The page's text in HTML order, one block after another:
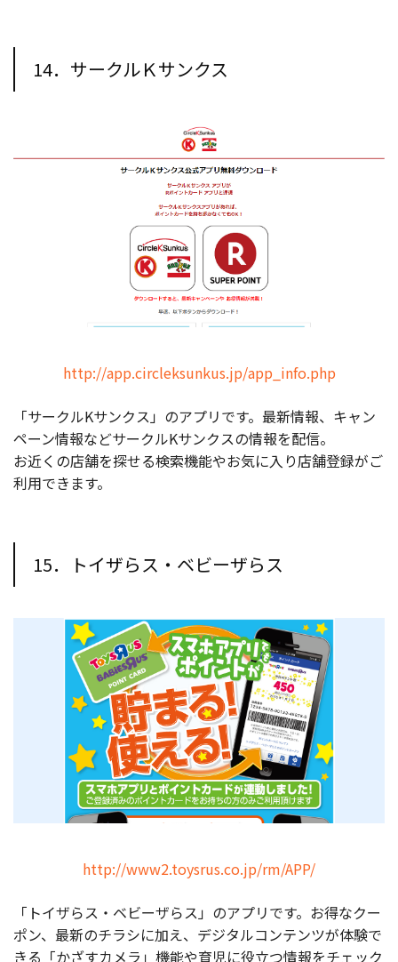
14．サークルＫサンクス
http://app.circleksunkus.jp/app_info.php
「サークルKサンクス」のアプリです。最新情報、キャン
ペーン情報などサークルKサンクスの情報を配信。
お近くの店舗を探せる検索機能やお気に入り店舗登録がご
利用できます。
15．トイザらス・ベビーザらス
http://www2.toysrus.co.jp/rm/APP/
「トイザらス・ベビーザらス」のアプリです。お得なクー
ポン、最新のチラシに加え、デジタルコンテンツが体験で
きる「かざすカメラ」機能や育児に役立つ情報をチェック